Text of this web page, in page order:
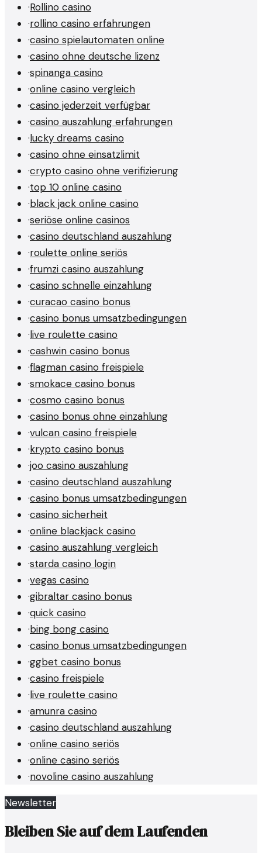
·Rollino casino
·rollino casino erfahrungen
·casino spielautomaten online
·casino ohne deutsche lizenz
·spinanga casino
·online casino vergleich
·casino jederzeit verfügbar
·casino auszahlung erfahrungen
·lucky dreams casino
·casino ohne einsatzlimit
·crypto casino ohne verifizierung
·top 10 online casino
·black jack online casino
·seriöse online casinos
·casino deutschland auszahlung
·roulette online seriös
·frumzi casino auszahlung
·casino schnelle einzahlung
·curacao casino bonus
·casino bonus umsatzbedingungen
·live roulette casino
·cashwin casino bonus
·flagman casino freispiele
·smokace casino bonus
·cosmo casino bonus
·casino bonus ohne einzahlung
·vulcan casino freispiele
·krypto casino bonus
·joo casino auszahlung
·casino deutschland auszahlung
·casino bonus umsatzbedingungen
·casino sicherheit
·online blackjack casino
·casino auszahlung vergleich
·starda casino login
·vegas casino
·gibraltar casino bonus
·quick casino
·bing bong casino
·casino bonus umsatzbedingungen
·ggbet casino bonus
·casino freispiele
·live roulette casino
·amunra casino
·casino deutschland auszahlung
·online casino seriös
·online casino seriös
·novoline casino auszahlung
Newsletter
Bleiben Sie auf dem Laufenden